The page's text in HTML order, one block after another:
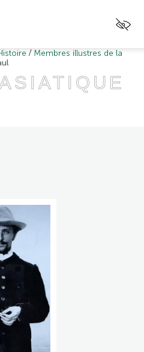
/ Membres illustres de la